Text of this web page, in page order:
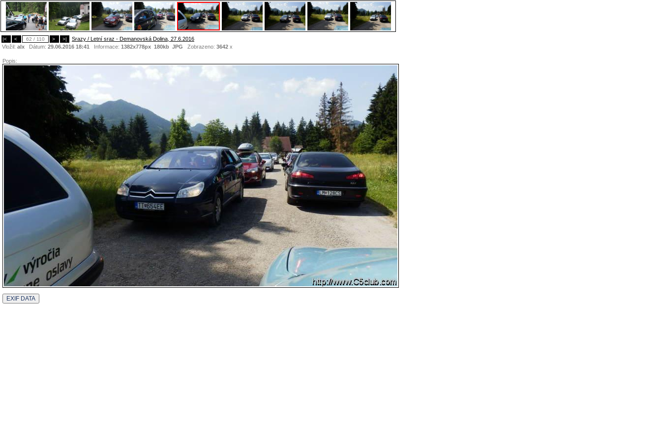
|< < 62 / 110 > >|
Srazy / Letní sraz - Demanovská Dolina, 27.6.2016
Vložil: alx Dátum: 29.06.2016 18:41 Informace: 1382x778px 180kb JPG Zobrazeno: 3642 x
Popis: